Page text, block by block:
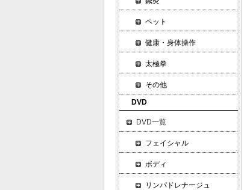
ペット
健康・身体操作
太極拳
その他
DVD
DVD一覧
フェイシャル
ボディ
リンパドレナージュ